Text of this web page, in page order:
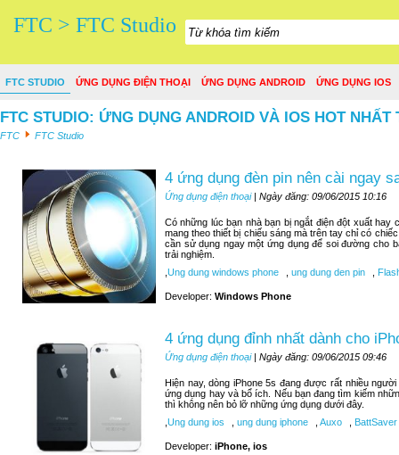
FTC > FTC Studio
FTC STUDIO ỨNG DỤNG ĐIỆN THOẠI ỨNG DỤNG ANDROID ỨNG DỤNG IOS
FTC STUDIO: ỨNG DỤNG ANDROID VÀ IOS HOT NHẤT
FTC FTC Studio
4 ứng dụng đèn pin nên cài ngay
Ứng dụng điện thoại| Ngày đăng: 09/06/2015 10:16
Có những lúc bạn nhà bạn bị ngắt điện đột xuất hay
mang theo thiết bị chiếu sáng mà trên tay chỉ có
cần sử dụng ngay một ứng dụng để soi đường cho
trải nghiệm.
Ung dung windows phone ung dung den pin
Developer: Windows Phone
4 ứng dụng đỉnh nhất dành cho
Ứng dụng điện thoại| Ngày đăng: 09/06/2015 09:46
Hiện nay, dòng iPhone 5s đang được rất nhiều
ứng dụng hay và bổ ích. Nếu bạn đang tìm kiếm
thì không nên bỏ lỡ những ứng dụng dưới đây.
Ung dung ios ung dung iphone Auxo BattSaver
Developer: iPhone, ios